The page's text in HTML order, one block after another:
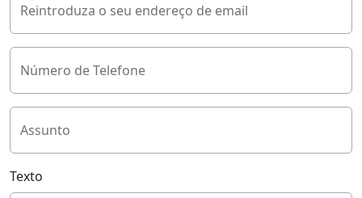
Reintroduza o seu endereço de email
Número de Telefone
Assunto
Texto